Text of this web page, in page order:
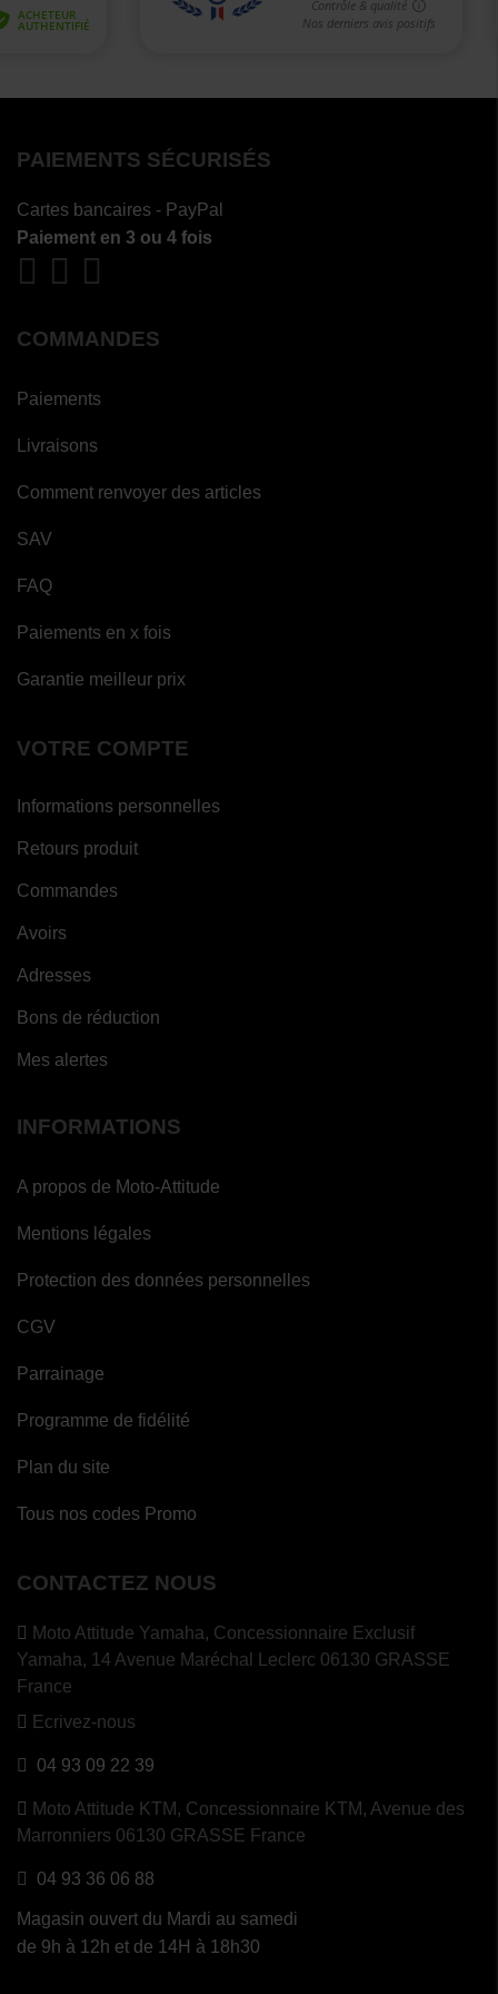
PAIEMENTS SÉCURISÉS
Cartes bancaires - PayPal
Paiement en 3 ou 4 fois
COMMANDES
Paiements
Livraisons
Comment renvoyer des articles
SAV
FAQ
Paiements en x fois
Garantie meilleur prix
VOTRE COMPTE
Informations personnelles
Retours produit
Commandes
Avoirs
Adresses
Bons de réduction
Mes alertes
INFORMATIONS
A propos de Moto-Attitude
Mentions légales
Protection des données personnelles
CGV
Parrainage
Programme de fidélité
Plan du site
Tous nos codes Promo
CONTACTEZ NOUS
Moto Attitude Yamaha, Concessionnaire Exclusif
Yamaha, 14 Avenue Maréchal Leclerc 06130 GRASSE
France
Ecrivez-nous
04 93 09 22 39
Moto Attitude KTM, Concessionnaire KTM, Avenue des
Marronniers 06130 GRASSE France
04 93 36 06 88
Magasin ouvert du Mardi au samedi
de 9h à 12h et de 14H à 18h30